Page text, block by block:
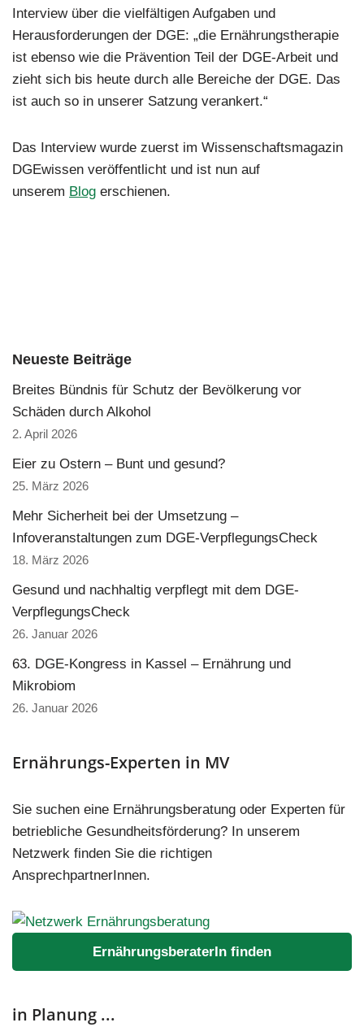
Interview über die vielfältigen Aufgaben und
Herausforderungen der DGE: „die Ernährungstherapie
ist ebenso wie die Prävention Teil der DGE-Arbeit und
zieht sich bis heute durch alle Bereiche der DGE. Das
ist auch so in unserer Satzung verankert.“
Das Interview wurde zuerst im Wissenschaftsmagazin
DGEwissen veröffentlicht und ist nun auf
unserem Blog erschienen.
Neueste Beiträge
Breites Bündnis für Schutz der Bevölkerung vor
Schäden durch Alkohol
2. April 2026
Eier zu Ostern – Bunt und gesund?
25. März 2026
Mehr Sicherheit bei der Umsetzung –
Infoveranstaltungen zum DGE-VerpflegungsCheck
18. März 2026
Gesund und nachhaltig verpflegt mit dem DGE-
VerpflegungsCheck
26. Januar 2026
63. DGE-Kongress in Kassel – Ernährung und
Mikrobiom
26. Januar 2026
Ernährungs-Experten in MV
Sie suchen eine Ernährungsberatung oder Experten für
betriebliche Gesundheitsförderung? In unserem
Netzwerk finden Sie die richtigen
AnsprechpartnerInnen.
ErnährungsberaterIn finden
in Planung ...